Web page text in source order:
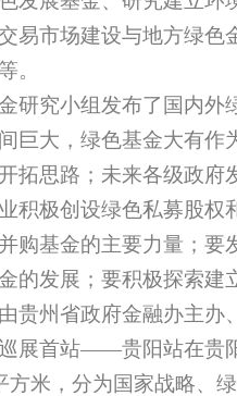
易市场建设与地方绿色
。
研究小组发布了国内
巨大，绿色基金大有作
拓思路；未来各级政府
积极创设绿色私募股权
购基金的主要力量；
的发展；要积极探索建
贵州省政府金融办主办
展首站——贵阳站在贵
方米，分为国家战略、